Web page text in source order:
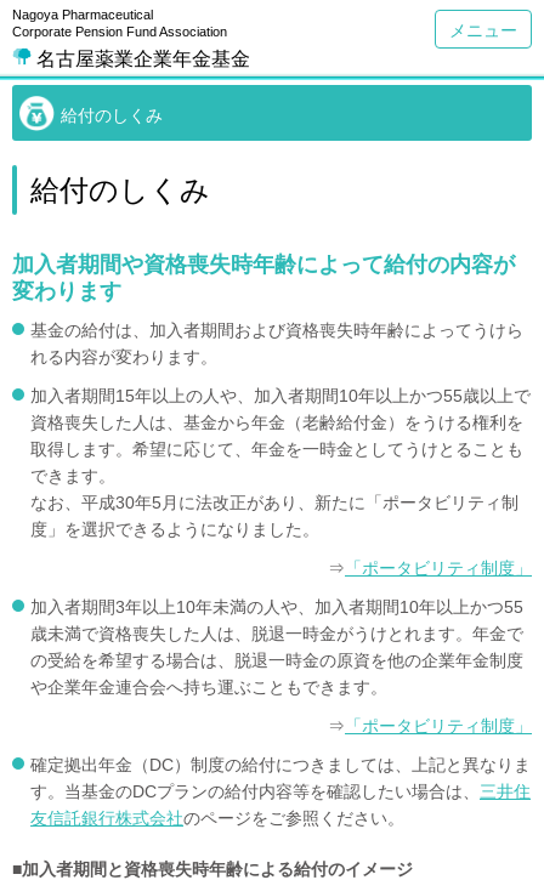
Nagoya Pharmaceutical
Corporate Pension Fund Association
名古屋薬業企業年金基金
メニュー
給付のしくみ
給付のしくみ
加入者期間や資格喪失時年齢によって給付の内容が
変わります
基金の給付は、加入者期間および資格喪失時年齢によってうけら
れる内容が変わります。
加入者期間15年以上の人や、加入者期間10年以上かつ55歳以上で
資格喪失した人は、基金から年金（老齢給付金）をうける権利を
取得します。希望に応じて、年金を一時金としてうけとることも
できます。
なお、平成30年5月に法改正があり、新たに「ポータビリティ制
度」を選択できるようになりました。
⇒ 「ポータビリティ制度」
加入者期間3年以上10年未満の人や、加入者期間10年以上かつ55
歳未満で資格喪失した人は、脱退一時金がうけとれます。年金で
の受給を希望する場合は、脱退一時金の原資を他の企業年金制度
や企業年金連合会へ持ち運ぶこともできます。
⇒ 「ポータビリティ制度」
確定拠出年金（DC）制度の給付につきましては、上記と異なりま
す。当基金のDCプランの給付内容等を確認したい場合は、 三井住
友信託銀行株式会社のページをご参照ください。
■加入者期間と資格喪失時年齢による給付のイメージ